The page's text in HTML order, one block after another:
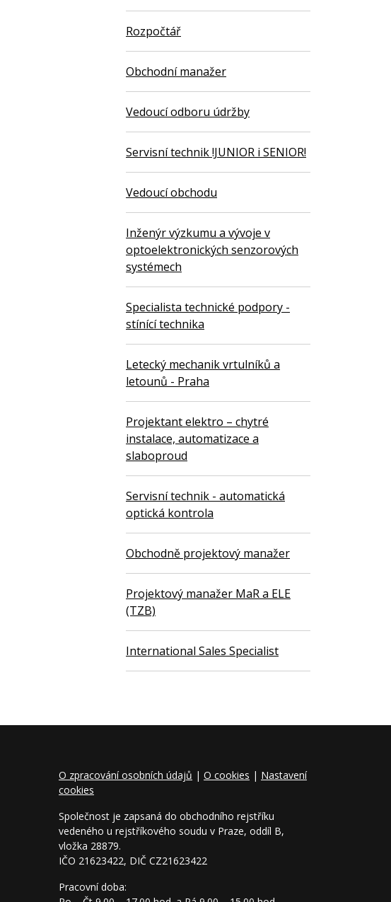
Rozpočtář
Obchodní manažer
Vedoucí odboru údržby
Servisní technik !JUNIOR i SENIOR!
Vedoucí obchodu
Inženýr výzkumu a vývoje v
optoelektronických senzorových
systémech
Specialista technické podpory -
stínící technika
Letecký mechanik vrtulníků a
letounů - Praha
Projektant elektro – chytré
instalace, automatizace a
slaboproud
Servisní technik - automatická
optická kontrola
Obchodně projektový manažer
Projektový manažer MaR a ELE
(TZB)
International Sales Specialist
O zpracování osobních údajů | O cookies | Nastavení
cookies
Společnost je zapsaná do obchodního rejstříku
vedeného u rejstříkového soudu v Praze, oddíl B,
vložka 28879.
IČO 21623422, DIČ CZ21623422
Pracovní doba: